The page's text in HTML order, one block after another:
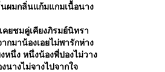
ผมกลิ่นแก้มแกมเนื้อนาง
คยชมคู่เคียงภิรมย์นิทรา
กมาน้องเอยไม่พารักห่าง
หนึ่ง หนึ่งน้องพี่ปองไม่วาง
นางไม่จางไปจากใจ